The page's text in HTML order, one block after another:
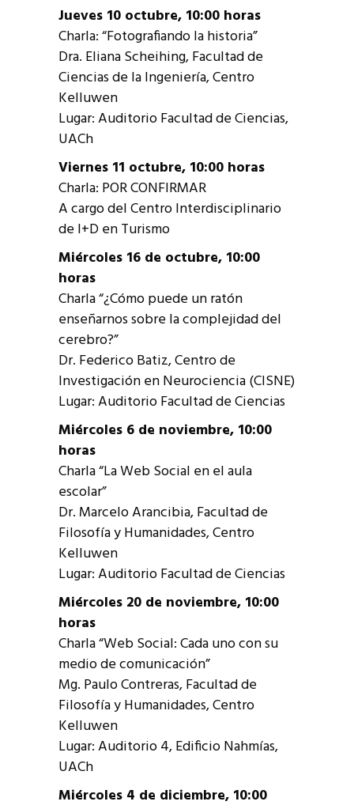
Jueves 10 octubre, 10:00 horas
Charla: “Fotografiando la historia”
Dra. Eliana Scheihing, Facultad de
Ciencias de la Ingeniería, Centro
Kelluwen
Lugar: Auditorio Facultad de Ciencias,
UACh
Viernes 11 octubre, 10:00 horas
Charla: POR CONFIRMAR
A cargo del Centro Interdisciplinario
de I+D en Turismo
Miércoles 16 de octubre, 10:00
horas
Charla “¿Cómo puede un ratón
enseñarnos sobre la complejidad del
cerebro?”
Dr. Federico Batiz, Centro de
Investigación en Neurociencia (CISNE)
Lugar: Auditorio Facultad de Ciencias
Miércoles 6 de noviembre, 10:00
horas
Charla “La Web Social en el aula
escolar”
Dr. Marcelo Arancibia, Facultad de
Filosofía y Humanidades, Centro
Kelluwen
Lugar: Auditorio Facultad de Ciencias
Miércoles 20 de noviembre, 10:00
horas
Charla “Web Social: Cada uno con su
medio de comunicación”
Mg. Paulo Contreras, Facultad de
Filosofía y Humanidades, Centro
Kelluwen
Lugar: Auditorio 4, Edificio Nahmías,
UACh
Miércoles 4 de diciembre, 10:00